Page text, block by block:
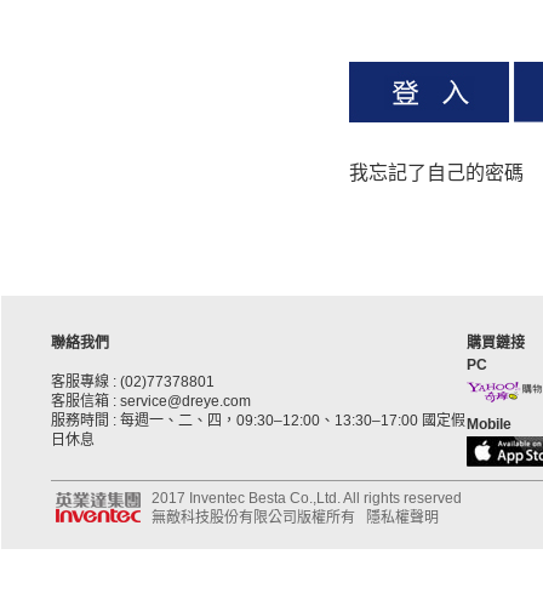
我忘記了自己的密碼
聯絡我們
客服專線 : (02)77378801
客服信箱 : service@dreye.com
服務時間 : 每週一、二、四，09:30–12:00、13:30–17:00 國定假
日休息
購買鏈接
PC
Mobile
2017 Inventec Besta Co.,Ltd. All rights reserved
無敵科技股份有限公司版權所有
隱私權聲明